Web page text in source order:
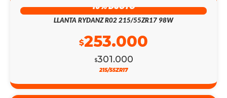
16% DSCTO
LLANTA RYDANZ R02 215/55ZR17 98W
$301.000
$253.000
215/55ZR17